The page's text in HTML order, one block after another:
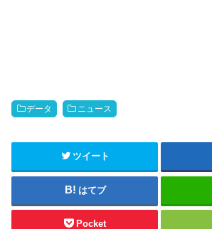
データ ニュース
ツイート
はてブ
Pocket